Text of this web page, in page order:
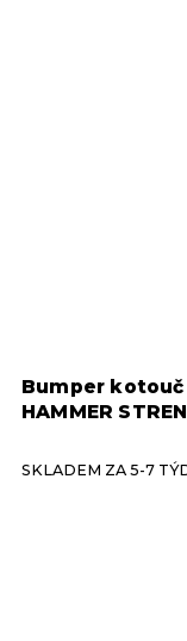
Bumper
HAMMER
SKLADEM ZA 5-7